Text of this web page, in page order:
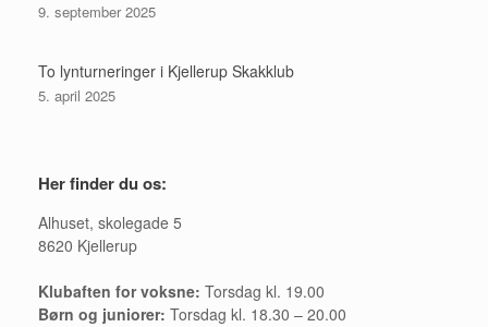
9. september 2025
To lynturneringer i Kjellerup Skakklub
5. april 2025
Her finder du os:
Alhuset, skolegade 5
8620 Kjellerup
Klubaften for voksne: Torsdag kl. 19.00
Børn og juniorer: Torsdag kl. 18.30 – 20.00